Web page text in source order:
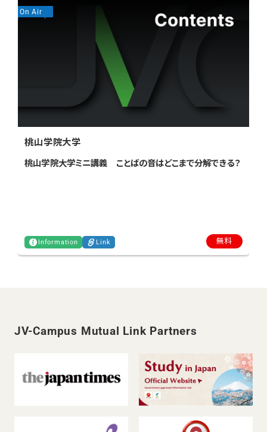
桃山学院大学
桃山学院大学ミニ講義 ことばの音はどこまで分解できる？
Information Link 無料
On Air
JV-Campus Mutual Link Partners